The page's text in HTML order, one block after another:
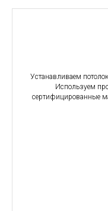
Устанавливаем
Используем
сертифицированные